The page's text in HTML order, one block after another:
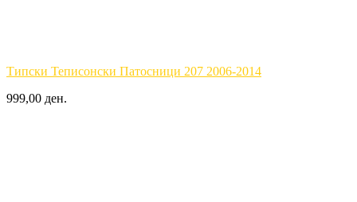
Типски Теписонски Патосници 207 2006-2014
999,00 ден.